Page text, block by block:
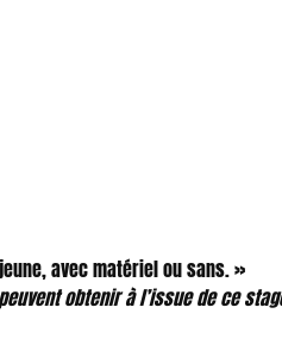
avec matériel ou sans. »
obtenir à l’issue de ce